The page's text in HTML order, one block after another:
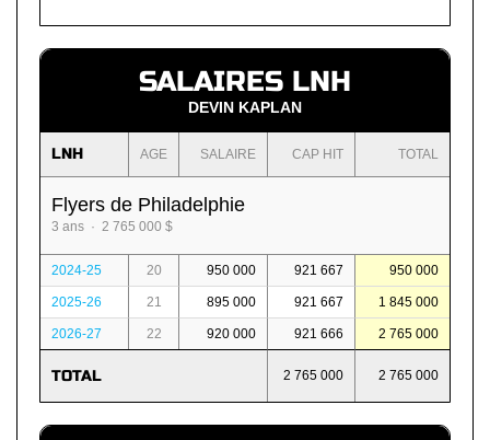
SALAIRES LNH
DEVIN KAPLAN
LNH AGE SALAIRE CAP HIT TOTAL
Flyers de Philadelphie
3 ans · 2 765 000 $
2024-25 20 950 000 921 667 950 000
2025-26 21 895 000 921 667 1 845 000
2026-27 22 920 000 921 666 2 765 000
TOTAL 2 765 000 2 765 000